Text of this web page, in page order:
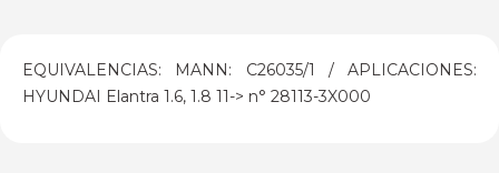
EQUIVALENCIAS: MANN: C26035/1 / APLICACIONES:
HYUNDAI Elantra 1.6, 1.8 11-> n° 28113-3X000